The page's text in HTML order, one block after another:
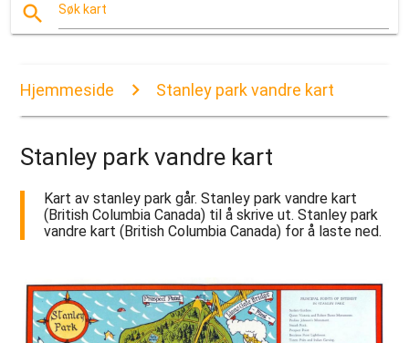
search Søk kart
Hjemmeside Stanley park vandre kart
Stanley park vandre kart
Kart av stanley park går. Stanley park vandre kart
(British Columbia Canada) til å skrive ut. Stanley park
vandre kart (British Columbia Canada) for å laste ned.